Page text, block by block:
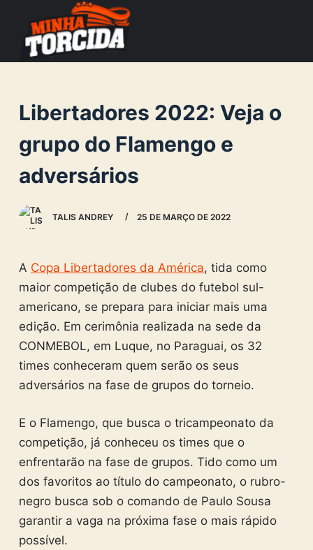
o
n
e
Libertadores 2022: Veja o
grupo do Flamengo e
adversários
TALIS ANDREY 25 DE MARÇO DE 2022
A Copa Libertadores da América, tida como
maior competição de clubes do futebol sul-
americano, se prepara para iniciar mais uma
edição. Em cerimônia realizada na sede da
CONMEBOL, em Luque, no Paraguai, os 32
times conheceram quem serão os seus
adversários na fase de grupos do torneio.
E o Flamengo, que busca o tricampeonato da
competição, já conheceu os times que o
enfrentarão na fase de grupos. Tido como um
dos favoritos ao título do campeonato, o rubro-
negro busca sob o comando de Paulo Sousa
garantir a vaga na próxima fase o mais rápido
possível.